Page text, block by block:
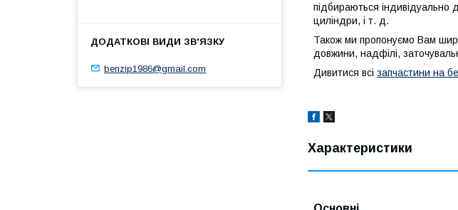
підбираються індивідуально
циліндри, і т. д.
Також ми пропонуємо Вам
довжини, надфілі,
Дивитися всі запчастини на
Характеристики
benzip1986@gmail.com